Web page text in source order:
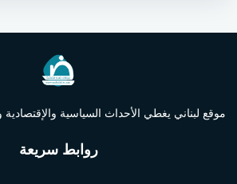
موقع لبناني يغطي الأحداث السياسية والإقتصادية
روابط سريعة